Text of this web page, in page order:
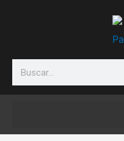
Search